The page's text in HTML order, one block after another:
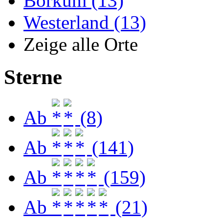
Westerland (13)
Zeige alle Orte
Sterne
Ab
(8)
Ab
(141)
Ab
(159)
Ab
(21)